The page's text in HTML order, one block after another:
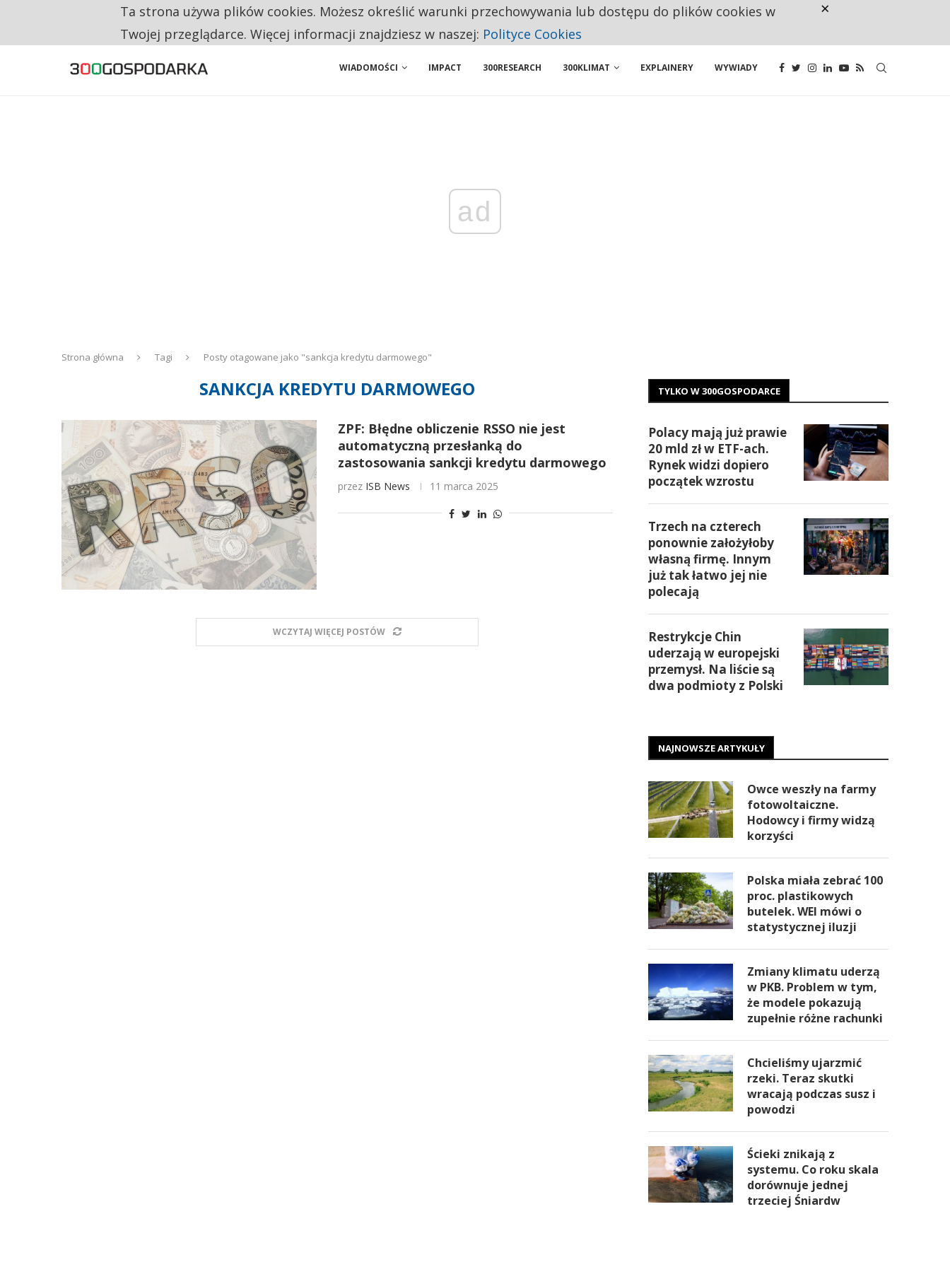
CO TRZECIĄ ZŁOTÓWKĘ Z EMERYTURY SENIORZY PRZEZNACZAJĄ NA PODSTAWOWE ZAKUPY
WIADOMOŚCI IMPACT 300RESEARCH 300KLIMAT EXPLAINERY WYWIADY
ad
Strona główna Tagi Posty otagowane jako "sankcja kredytu darmowego"
SANKCJA KREDYTU DARMOWEGO
ZPF: Błędne obliczenie RSSO nie jest
automatyczną przesłanką do
zastosowania sankcji kredytu darmowego
przez ISB News 11 marca 2025
WCZYTAJ WIĘCEJ POSTÓW
TYLKO W 300GOSPODARCE
Polacy mają już prawie
20 mld zł w ETF-ach.
Rynek widzi dopiero
początek wzrostu
Trzech na czterech
ponownie założyłoby
własną firmę. Innym
już tak łatwo jej nie
polecają
Restrykcje Chin
uderzają w europejski
przemysł. Na liście są
dwa podmioty z Polski
NAJNOWSZE ARTYKUŁY
Owce weszły na farmy
fotowoltaiczne.
Hodowcy i firmy widzą
korzyści
Polska miała zebrać 100
proc. plastikowych
butelek. WEI mówi o
statystycznej iluzji
Zmiany klimatu uderzą
w PKB. Problem w tym,
że modele pokazują
zupełnie różne rachunki
Chcieliśmy ujarzmić
rzeki. Teraz skutki
wracają podczas susz i
powodzi
Ścieki znikają z
systemu. Co roku skala
dorównuje jednej
trzeciej Śniardw
Ta strona używa plików cookies. Możesz określić warunki przechowywania lub dostępu do plików cookies w
Twojej przeglądarce. Więcej informacji znajdziesz w naszej: Polityce Cookies
×